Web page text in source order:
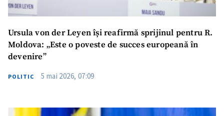
Ursula von der Leyen își reafirmă sprijinul pentru R.
Moldova: „Este o poveste de succes europeană în
devenire”
POLITIC 5 mai 2026, 07:09